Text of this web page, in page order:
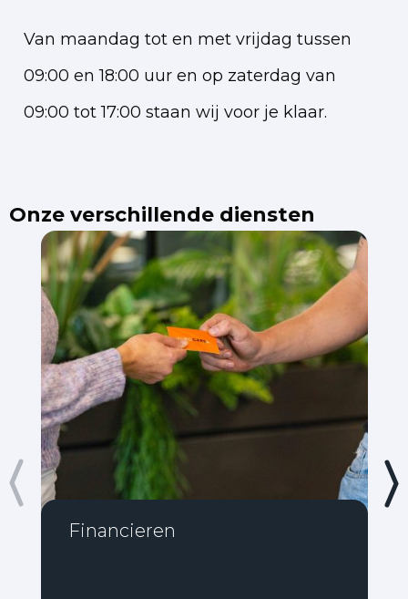
Van maandag tot en met vrijdag tussen
09:00 en 18:00 uur en op zaterdag van
09:00 tot 17:00 staan wij voor je klaar.
Onze verschillende diensten
Financieren